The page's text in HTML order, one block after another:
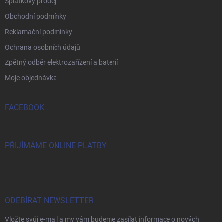
Obchodní podmínky
Reklamační podmínky
Ochrana osobních údajů
Zpětný odběr elektrozařízení a baterií
Moje objednávka
FACEBOOK
PŘIJÍMÁME ONLINE PLATBY
ODEBÍRAT NEWSLETTER
Vložte svůj e-mail a my vám budeme zasílat informace o nových